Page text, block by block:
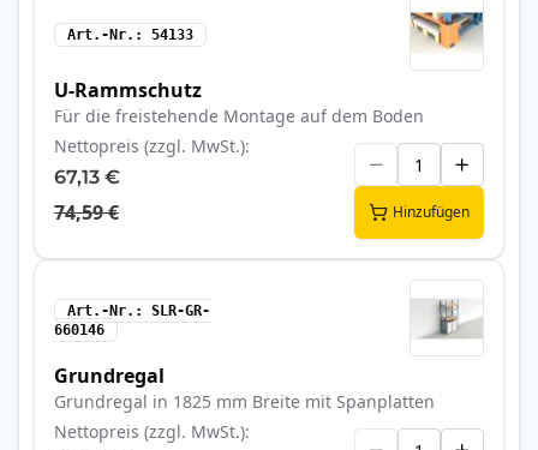
Art.-Nr. 54133
U-Rammschutz
Für die freistehende Montage auf dem Boden
Nettopreis (zzgl. MwSt.)
67,13 €
74,59 € Hinzufügen
Art.-Nr.
SLR-GR-
660146
Grundregal
Grundregal in 1825 mm Breite mit Spanplatten
Nettopreis (zzgl. MwSt.)